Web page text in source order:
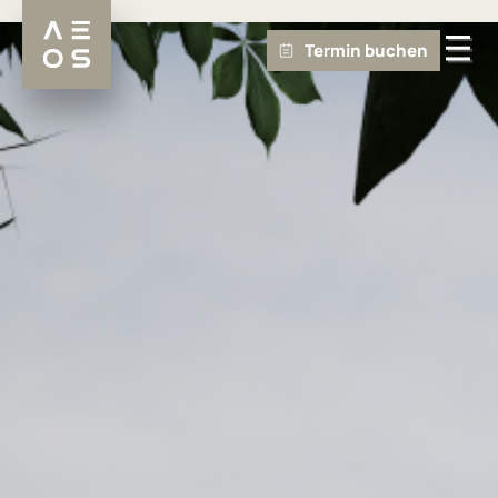
Termin buchen